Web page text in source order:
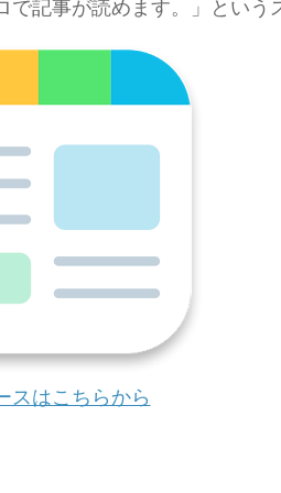
で記事が読めます。」という
スはこちらから